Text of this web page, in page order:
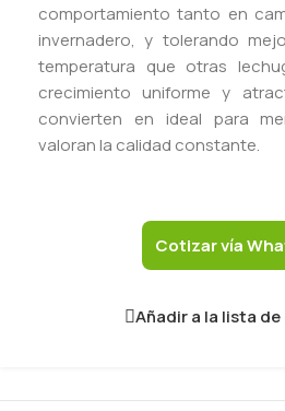
comportamiento tanto en
invernadero, y tolerando
temperatura que otras
crecimiento uniforme y
convierten en ideal para
valoran la calidad constante.
Cotizar vía
Añadir a la lista